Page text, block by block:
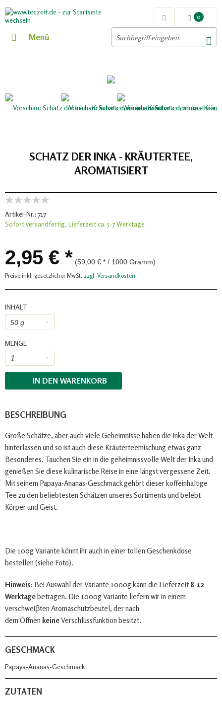
0
Menü
SCHATZ DER INKA - KRÄUTERTEE,
AROMATISIERT
Artikel-Nr.: 717
Sofort versandfertig, Lieferzeit ca. 5-7 Werktage
2,95 € * (59,00 € * / 1000 Gramm)
Preise inkl. gesetzlicher MwSt. zzgl. Versandkosten
INHALT
MENGE
IN DEN WARENKORB
BESCHREIBUNG
Große Schätze, aber auch viele Geheimnisse haben die Inka der Welt
hinterlassen und so ist auch diese Kräuterteemischung etwas ganz
Besonderes. Tauchen Sie ein in die geheimnissvolle Welt der Inka und
genießen Sie diese kulinarische Reise in eine längst vergessene Zeit.
Mit seinem Papaya-Ananas-Geschmack gehört dieser koffeinhaltige
Tee zu den beliebtesten Schätzen unseres Sortiments und belebt
Körper und Geist.
Die 100g Variante könnt ihr auch in einer tollen Geschenkdose
bestellen (siehe Foto).
Hinweis: Bei Auswahl der Variante 1000g kann die Lieferzeit 8-12
Werktagebetragen. Die 1000g Variante liefern wir in einem
verschweiβten Aromaschutzbeutel, der nach
dem Öffnen keineVerschlussfunktion besitzt.
GESCHMACK
Papaya-Ananas-Geschmack
ZUTATEN